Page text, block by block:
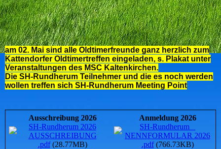
am 02. Mai sind alle Oldtimerfreunde ganz herzlich zum
Kattendorfer Oldtimertreffen eingeladen, s. Plakat unter
Veranstaltungen des MSC Kaltenkirchen.
Die SH-Rundherum Teilnehmer und die es noch werden
wollen treffen sich SH-Rundherum Meeting Point
Ausschreibung 2026
SH-Rundherum 2026
AUSSCHREIBUNG
.pdf(28.77MB)
Anmeldung 2026
SH-Rundherum _
NENNFORMULAR 2026
.pdf(766.73KB)